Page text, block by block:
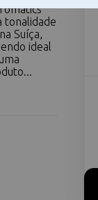
tonalidade
Suíça,
ideal